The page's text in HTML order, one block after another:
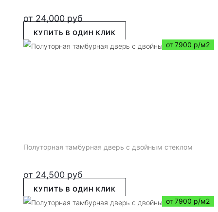
от 24,000 руб
КУПИТЬ В ОДИН КЛИК
от 7900 р/м2
Полуторная тамбурная дверь с двойным стеклом
от 24,500 руб
КУПИТЬ В ОДИН КЛИК
от 7900 р/м2